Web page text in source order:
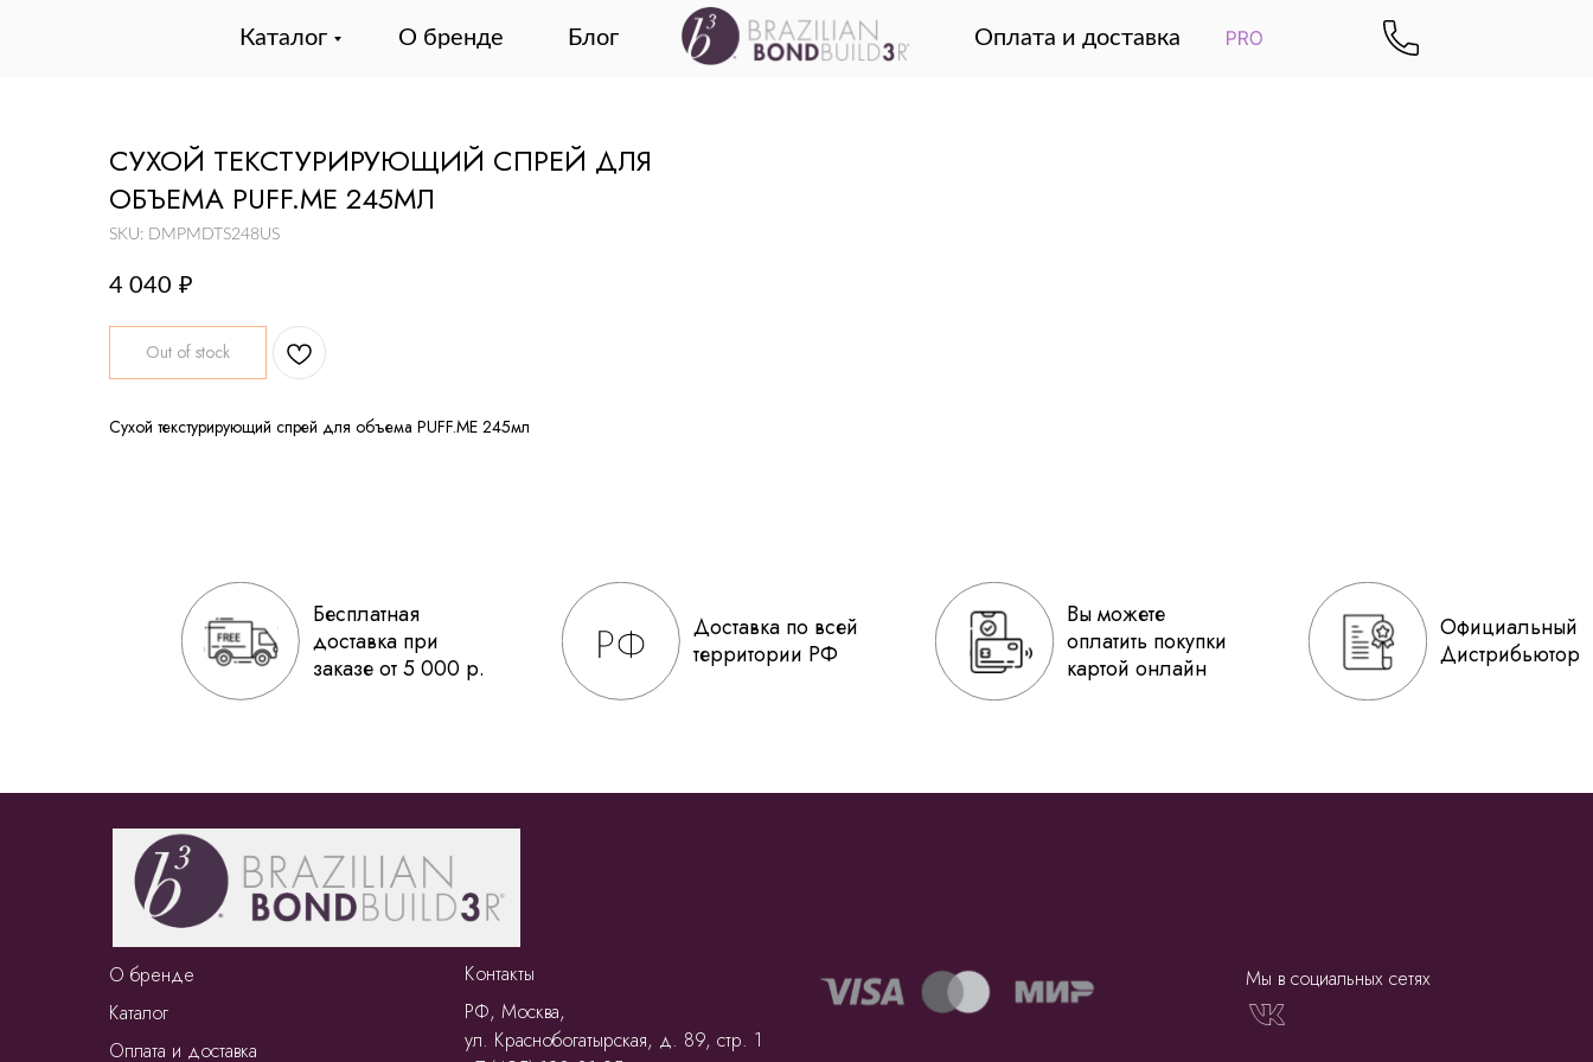
Каталог О бренде Блог Оплата и доставка
СУХОЙ ТЕКСТУРИРУЮЩИЙ СПРЕЙ ДЛЯ
ОБЪЕМА PUFF.ME 245МЛ
SKU: DMPMDTS248US
4 040 ₽
Out of stock
Сухой текстурирующий спрей для объема PUFF.ME 245мл
Официальный
Дистрибьютор
Вы можете
оплатить покупки
картой онлайн
Доставка по всей
территории РФ
Бесплатная
доставка при
заказе от 5 000 р.
О бренде
Каталог
Оплата и доставка
РФ, Москва,
ул. Краснобогатырская, д. 89, стр. 1
Контакты Мы в социальных сетях